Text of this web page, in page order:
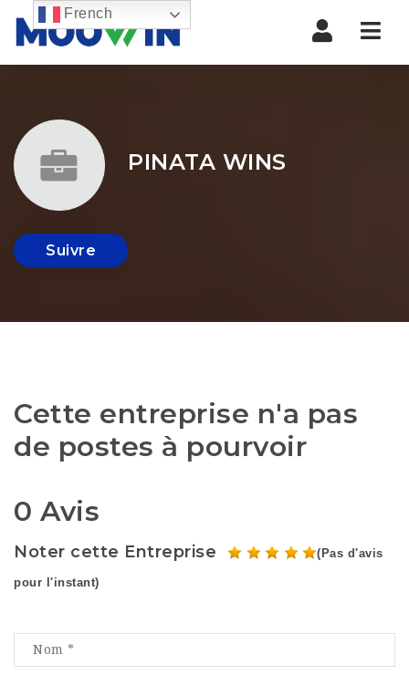
PINATA WINS
Suivre
Cette entreprise n'a pas
de postes à pourvoir
0 Avis
Noter cette Entreprise (Pas d'avis
pour l'instant)
French